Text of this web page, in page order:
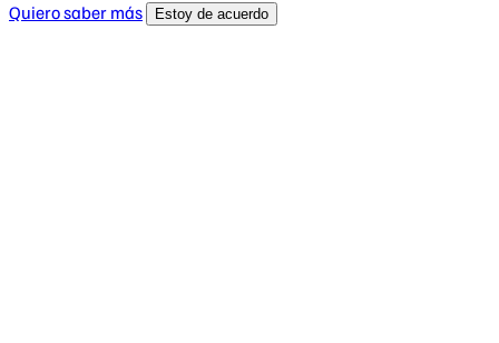
Quiero saber más
Estoy de acuerdo